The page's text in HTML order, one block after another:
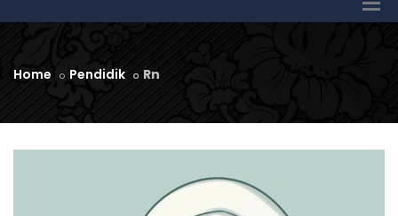
Home Pendidik Rn